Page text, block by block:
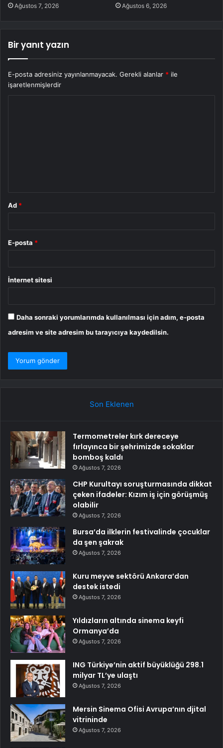
Ağustos 7, 2026 Ağustos 6, 2026
Bir yanıt yazın
E-posta adresiniz yayınlanmayacak. Gerekli alanlar * ile
işaretlenmişlerdir
Ad *
E-posta *
İnternet sitesi
Daha sonraki yorumlarımda kullanılması için adım, e-posta
adresim ve site adresim bu tarayıcıya kaydedilsin.
Son Eklenen
Termometreler kırk dereceye
fırlayınca bir şehrimizde sokaklar
bomboş kaldı
Ağustos 7, 2026
CHP Kurultayı soruşturmasında dikkat
çeken ifadeler: Kızım iş için görüşmüş
olabilir
Ağustos 7, 2026
Bursa’da ilklerin festivalinde çocuklar
da şen şakrak
Ağustos 7, 2026
Kuru meyve sektörü Ankara’dan
destek istedi
Ağustos 7, 2026
Yıldızların altında sinema keyfi
Ormanya’da
Ağustos 7, 2026
ING Türkiye’nin aktif büyüklüğü 298.1
milyar TL’ye ulaştı
Ağustos 7, 2026
Mersin Sinema Ofisi Avrupa’nın djital
vitrininde
Ağustos 7, 2026